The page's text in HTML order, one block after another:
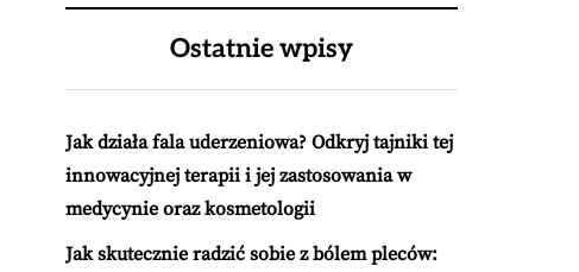
Ostatnie wpisy
Jak działa fala uderzeniowa? Odkryj tajniki tej
innowacyjnej terapii i jej zastosowania w
medycynie oraz kosmetologii
Jak skutecznie radzić sobie z bólem pleców: